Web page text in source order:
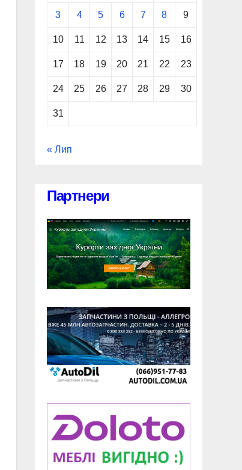
3 4 5 6 7 8 9
10 11 12 13 14 15 16
17 18 19 20 21 22 23
24 25 26 27 28 29 30
31
« Лип
Партнери